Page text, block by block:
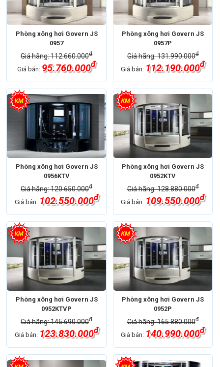
Phòng xông hơi Govern JS
0957
Giá hãng: 112.660.000đ
Giá bán: 95.760.000đ
Phòng xông hơi Govern JS
0957P
Giá hãng: 131.990.000đ
Giá bán: 112.190.000đ
Phòng xông hơi Govern JS
0956KTV
Giá hãng: 120.650.000đ
Giá bán: 102.550.000đ
Phòng xông hơi Govern JS
0952KTV
Giá hãng: 128.880.000đ
Giá bán: 109.550.000đ
Phòng xông hơi Govern JS
0952KTVP
Giá hãng: 145.690.000đ
Giá bán: 123.830.000đ
Phòng xông hơi Govern JS
0952P
Giá hãng: 165.880.000đ
Giá bán: 140.990.000đ